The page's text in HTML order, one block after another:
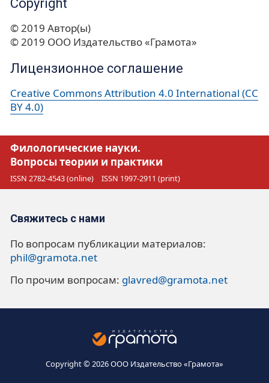
Copyright
© 2019 Автор(ы)
© 2019 ООО Издательство «Грамота»
Лицензионное соглашение
Creative Commons Attribution 4.0 International (CC
BY 4.0)
Филологические науки.
Вопросы теории и практики
ISSN 2782-4543 (online) ISSN 1997-2911 (print)
Свяжитесь с нами
По вопросам публикации материалов:
phil@gramota.net
По прочим вопросам: glavred@gramota.net
Copyright © 2026 ООО Издательство «Грамота»